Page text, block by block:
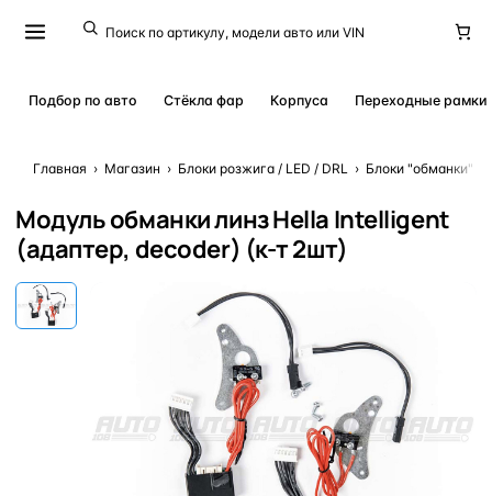
Подбор по авто Стёкла фар Корпуса Переходные рамки
Главная › Магазин › Блоки розжига / LED / DRL › Блоки "обманки" /
Модуль обманки линз Hella Intelligent
(адаптер, decoder) (к-т 2шт)